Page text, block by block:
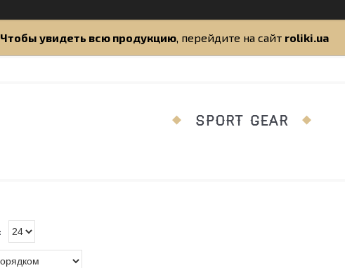
Чтобы увидеть всю продукцию, перейдите на сайт roliki.ua
SPORT GEAR